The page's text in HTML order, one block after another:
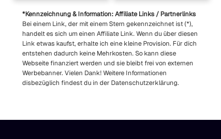
*Kennzeichnung & Information: Affiliate Links / Partnerlinks
Bei einem Link, der mit einem Stern gekennzeichnet ist (*),
handelt es sich um einen Affiliate Link. Wenn du über diesen
Link etwas kaufst, erhalte ich eine kleine Provision. Für dich
entstehen dadurch keine Mehrkosten. So kann diese
Webseite finanziert werden und sie bleibt frei von externen
Werbebanner. Vielen Dank! Weitere Informationen
disbezüglich findest du in der Datenschutzerklärung.